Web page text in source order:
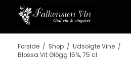
Forside / Shop / Udsolgte Vine /
Blossa Vit Glögg 15%, 75 cl